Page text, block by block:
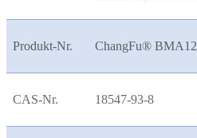
Produkt-Nr. ChangFu® BMA12
CAS-Nr. 18547-93-8